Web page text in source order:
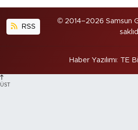
RSS
© 2014–2026 Samsun
Haber Yazılımı: TE
ÜST